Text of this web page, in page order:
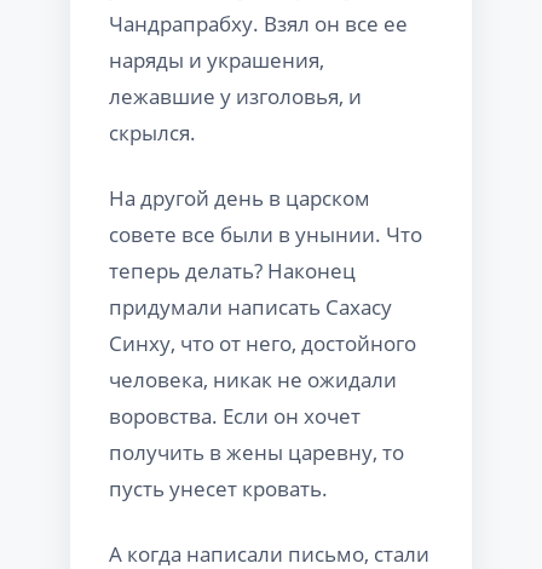
Чандрапрабху. Взял он все ее
наряды и украшения,
лежавшие у изголовья, и
скрылся.
На другой день в царском
совете все были в унынии. Что
теперь делать? Наконец
придумали написать Сахасу
Синху, что от него, достойного
человека, никак не ожидали
воровства. Если он хочет
получить в жены царевну, то
пусть унесет кровать.
А когда написали письмо, стали